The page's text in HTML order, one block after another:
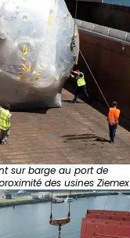
sur barge au port de
des usines Ziemex